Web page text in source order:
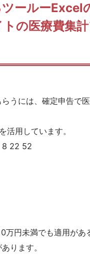
ールーExcel
の医療費集
うには、確定申告で
活用しています。
万円未満でも適用があ
ります。